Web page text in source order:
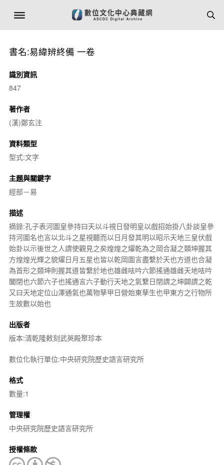
書名:易緯辨終備 一卷
識別資訊
847
著作者
(漢)鄭玄注
資料類型
型式:文字
主題與關鍵字
經部－易
描述
摘錄:孔子表河圖皇參持曰天以斗視日發明皇以戲招始掛八卦談皇參
持河圖名也言以北斗之星視聽而以日月發其明以昭示天地三皇伏戲
始卦以示後世之人謂使觀見之矣煌煌之燿乾為之岡合凝之類坤握其
方煌煌光輝之貌燿日月五星也皆以乾岡圖言盡繫於天也方道也合凝
為首形之類坤則握其道皆繫於地也雄雌呿吟六節搖通雄雌天地呿吟
闔閉也六節六子也搖通言六子動行天地之氣繫日閉謂之坤闢謂之乾
又曰天地定位山澤通氣也萬物孳甲日營始東孳生也甲東方之行物所
生故數以始也
出版者
版本:清乾隆敕刻武英殿聚珍本
數位化執行單位:中央研究院歷史語言研究所
格式
數量:1
管理權
中央研究院歷史語言研究所
授權條款